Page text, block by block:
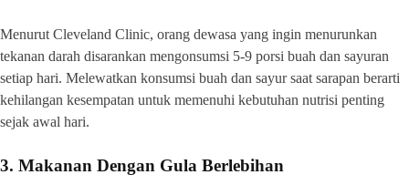
Menurut Cleveland Clinic, orang dewasa yang ingin menurunkan
tekanan darah disarankan mengonsumsi 5-9 porsi buah dan sayuran
setiap hari. Melewatkan konsumsi buah dan sayur saat sarapan berarti
kehilangan kesempatan untuk memenuhi kebutuhan nutrisi penting
sejak awal hari.
3. Makanan Dengan Gula Berlebihan